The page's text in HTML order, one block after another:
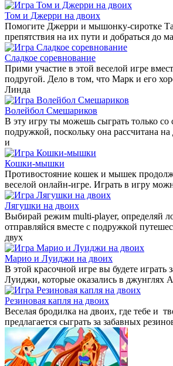
Том и Джерри на двоих
Помогите Джерри и мышонку-сиротке
препятствия на их пути и добраться до
Сладкое соревнование
Прими участие в этой веселой игре
подругой. Дело в том, что Марк и его
Линда
Волейбол Смешариков
В эту игру ты можешь сыграть только со
подружкой, поскольку она рассчитана
и
Кошки-мышки
Противостояние кошек и мышек
веселой онлайн-игре. Играть в игру
Лягушки на двоих
Выбирай режим multi-player, определяй
отправляйся вместе с подружкой
двух
Марио и Луиджи на двоих
В этой красочной игре вы будете играть
Луиджи, которые оказались в джунглях
Резиновая капля на двоих
Веселая бродилка на двоих, где тебе и
предлагается сыграть за забавных